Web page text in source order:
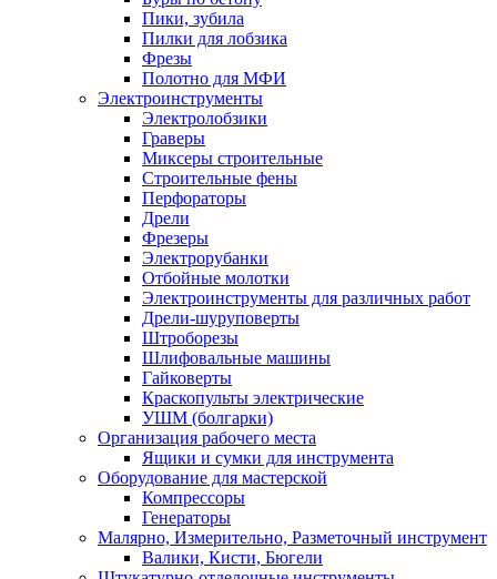
Пики, зубила
Пилки для лобзика
Фрезы
Полотно для МФИ
Электроинструменты
Электролобзики
Граверы
Миксеры строительные
Строительные фены
Перфораторы
Дрели
Фрезеры
Электрорубанки
Отбойные молотки
Электроинструменты для различных работ
Дрели-шуруповерты
Штроборезы
Шлифовальные машины
Гайковерты
Краскопульты электрические
УШМ (болгарки)
Организация рабочего места
Ящики и сумки для инструмента
Оборудование для мастерской
Компрессоры
Генераторы
Малярно, Измерительно, Разметочный инструмент
Валики, Кисти, Бюгели